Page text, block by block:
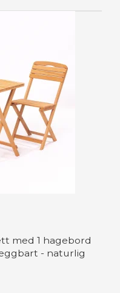
med 1 hagebord
- naturlig